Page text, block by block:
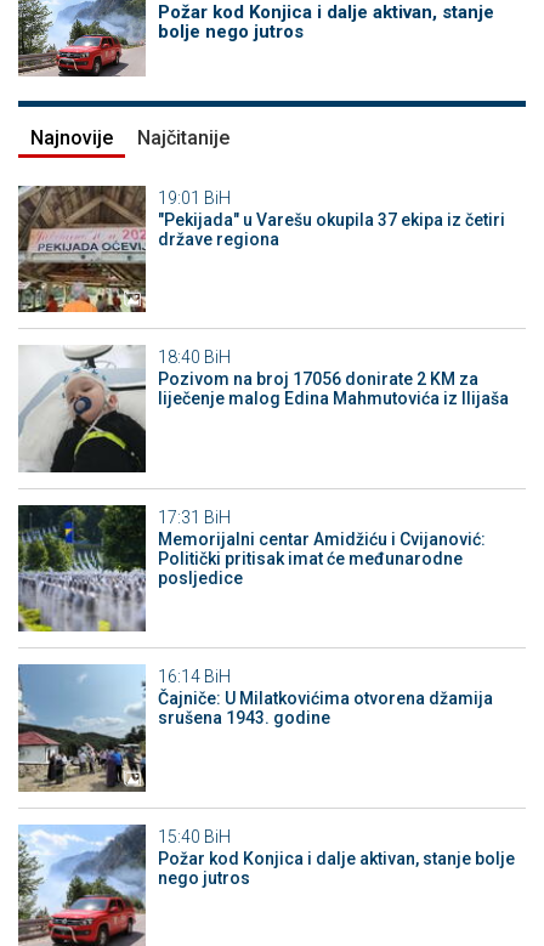
Požar kod Konjica i dalje aktivan, stanje
bolje nego jutros
Najnovije Najčitanije
19:01 BiH
"Pekijada" u Varešu okupila 37 ekipa iz četiri
države regiona
18:40 BiH
Pozivom na broj 17056 donirate 2 KM za
liječenje malog Edina Mahmutovića iz Ilijaša
17:31 BiH
Memorijalni centar Amidžiću i Cvijanović:
Politički pritisak imat će međunarodne
posljedice
16:14 BiH
Čajniče: U Milatkovićima otvorena džamija
srušena 1943. godine
15:40 BiH
Požar kod Konjica i dalje aktivan, stanje bolje
nego jutros